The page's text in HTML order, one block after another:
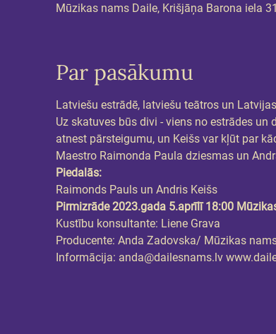
Mūzikas nams Daile, Krišjāņa Barona iela
Par pasākumu
Latviešu estrādē, latviešu teātros un
Uz skatuves būs divi - viens no estrādes
atnest pārsteigumu, un Keišs var kļūt par
Maestro Raimonda Paula dziesmas un
Piedalās:
Raimonds Pauls un Andris Keišs
Pirmizrāde 2023.gada 5.aprīlī 18:00
Kustību konsultante: Liene Grava
Producente: Anda Zadovska/ Mūzikas
Informācija: anda@dailesnams.lv